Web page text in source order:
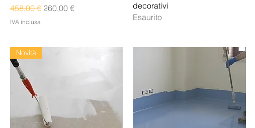
Prezzo regolare
458,00 € Prezzo scontato
260,00 €
IVA inclusa
decorativi
Esaurito
Novità